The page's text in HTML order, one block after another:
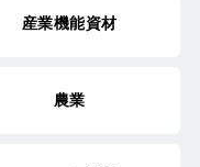
産業機能資材
農業